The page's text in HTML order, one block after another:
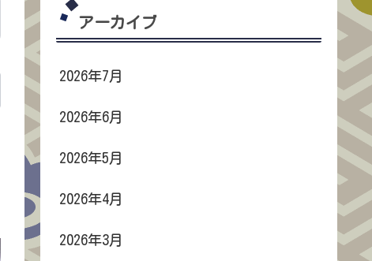
アーカイブ
2026年7月
2026年6月
2026年5月
2026年4月
2026年3月